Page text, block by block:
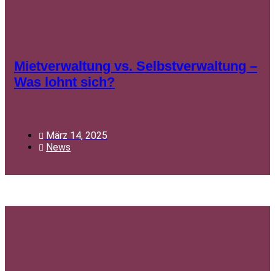
Mietverwaltung vs. Selbstverwaltung –
Was lohnt sich?
März 14, 2025
News